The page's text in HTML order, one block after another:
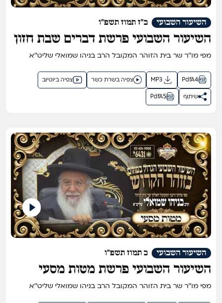
כ"ז תמוז תשפ"ו השיעור השבועי
השיעור השבועי פרשת דברים שבת חזון
תשפ"ו
מפי מו''ר שר בית הזוהר המקובל הרב בניהו שמואלי שליט''א
צפיה ביוטיוב צפיה בשרת כשר MP3 PdfA4
PdfA5 שיתוף
כ תמוז תשפ"ו השיעור השבועי
השיעור השבועי פרשת מטות מסעי
תשפ"ו
מפי מו''ר שר בית הזוהר המקובל הרב בניהו שמואלי שליט''א